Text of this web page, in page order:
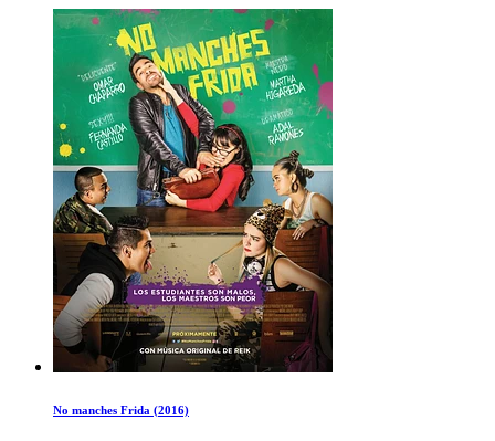
No manches Frida (2016)